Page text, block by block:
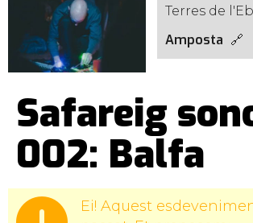
Terres de
Amposta
Safareig
002: Balfa
Ei! Aquest